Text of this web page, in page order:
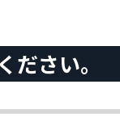
さい。